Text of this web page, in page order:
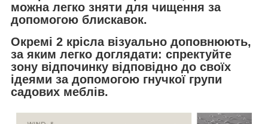
можна легко зняти для чищення за
допомогою блискавок.
Окремі 2 крісла візуально доповнюють,
за яким легко доглядати: спректуйте
зону відпочинку відповідно до своїх
ідеями за допомогою гнучкої групи
садових меблів.